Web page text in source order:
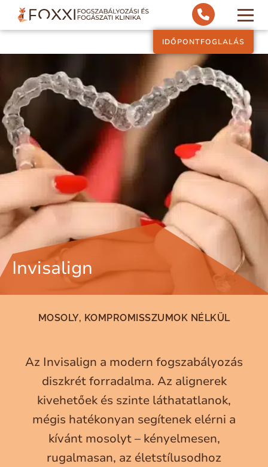
IDŐPONTFOGLALÁS
Invisalign
MOSOLY, KOMPROMISSZUMOK NÉLKÜL
Az Invisalign a modern fogszabályozás
diszkrét forradalma. Az alignerek
kivehetőek és szinte láthatatlanok,
mégis hatékonyan segítenek elérni a
kívánt mosolyt – kényelmesen,
rugalmasan, az életstílusodhoz